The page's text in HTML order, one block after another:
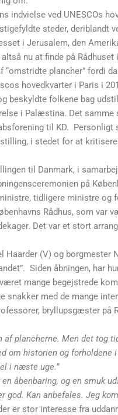
indvielse ved UNESCOs
steder, deriblandt
i Jerusalem, den
nu at finde på Rådhuset
plancher” fordi
hovedkvarter i Paris i
beskyldte folkene bag
i Palæstina. Det samme
til KD. Personligt
i stedet for at
til Danmark, i
på
tidligere ministre og
Rådhus, som var
Det var et stort
Haarder (V) og borgmester
Siden åbningen, har
mange begejstrede
snakker med de mange
bryllupsgæster på
af plancherne. Men det tog
om historien og
i næste uge.”
åbenbaring, og en smuk
god. Kan anbefales. Jeg
er stor interesse fra